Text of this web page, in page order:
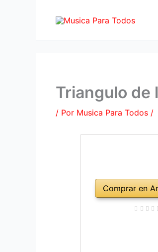
Triangulo de
/ Por Musica Para Todos /
Comprar en